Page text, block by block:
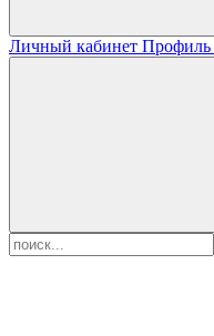
Личный кабинет Профиль